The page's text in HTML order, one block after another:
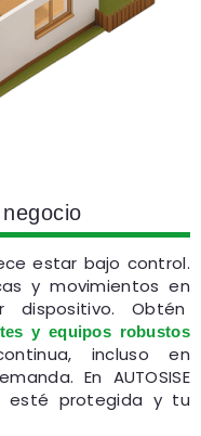
estar bajo control.
y movimientos en
dispositivo. Obtén
y equipos robustos
incluso en
En AUTOSISE
esté protegida y tu